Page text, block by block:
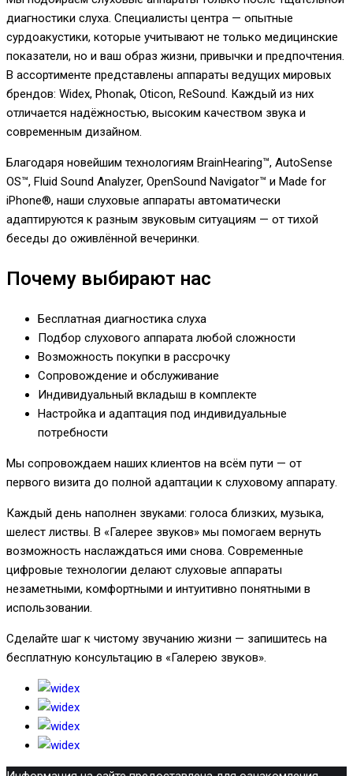
диагностики слуха. Специалисты центра — опытные
сурдоакустики, которые учитывают не только медицинские
показатели, но и ваш образ жизни, привычки и предпочтения.
В ассортименте представлены аппараты ведущих мировых
брендов: Widex, Phonak, Oticon, ReSound. Каждый из них
отличается надёжностью, высоким качеством звука и
современным дизайном.
Благодаря новейшим технологиям BrainHearing™, AutoSense
OS™, Fluid Sound Analyzer, OpenSound Navigator™ и Made for
iPhone®, наши слуховые аппараты автоматически
адаптируются к разным звуковым ситуациям — от тихой
беседы до оживлённой вечеринки.
Почему выбирают нас
Бесплатная диагностика слуха
Подбор слухового аппарата любой сложности
Возможность покупки в рассрочку
Сопровождение и обслуживание
Индивидуальный вкладыш в комплекте
Настройка и адаптация под индивидуальные
потребности
Мы сопровождаем наших клиентов на всём пути — от
первого визита до полной адаптации к слуховому аппарату.
Каждый день наполнен звуками: голоса близких, музыка,
шелест листвы. В «Галерее звуков» мы помогаем вернуть
возможность наслаждаться ими снова. Современные
цифровые технологии делают слуховые аппараты
незаметными, комфортными и интуитивно понятными в
использовании.
Сделайте шаг к чистому звучанию жизни — запишитесь на
бесплатную консультацию в «Галерею звуков».